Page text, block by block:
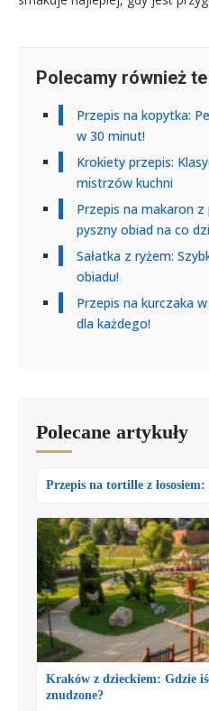
Polecamy również
Przepis na kopytka:
w 30 minut!
Krokiety przepis:
mistrzów kuchni
Przepis na makaron z
pyszny obiad na co
Sałatka z ryżem:
obiadu!
Przepis na kurczaka
dla każdego!
Polecane artykuły
Przepis na tortille z
Kraków z dzieckiem: Gdzie
znudzone?